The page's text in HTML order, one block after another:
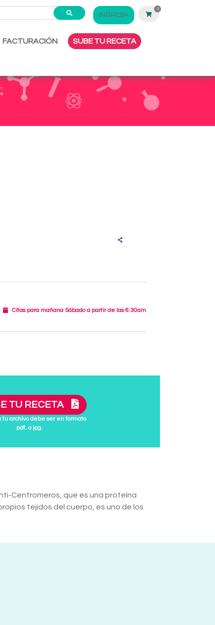
INGRESA
0
FACTURACIÓN SUBE TU RECETA
Citas para mañana Sábado a partir de las 6:30am
TU RECETA
tu archivo debe ser en formato
pdf. o jpg.
Centromeros, que es una proteína
tejidos del cuerpo, es uno de los